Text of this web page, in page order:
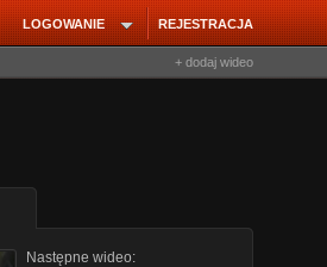
REJESTRACJA
LOGOWANIE
+ dodaj wideo
Następne wideo: